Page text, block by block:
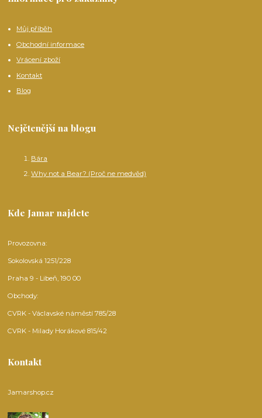
Můj příběh
Obchodní informace
Vrácení zboží
Kontakt
Blog
Nejčtenější na blogu
Bára
Why not a Bear? (Proč ne medvěd)
Kde Jamar najdete
Provozovna:
Sokolovská 1251/228
Praha 9 - Libeň, 190 00
Obchody:
CVRK - Václavské náměstí 785/28
CVRK - Milady Horákové 815/42
Kontakt
Jamarshop.cz